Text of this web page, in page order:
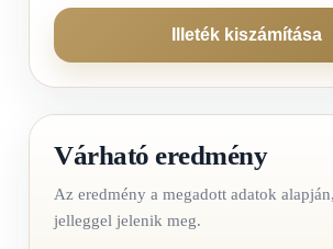
Illeték kiszámítása
Várható eredmény
Az eredmény a megadott adatok
jelleggel jelenik meg.